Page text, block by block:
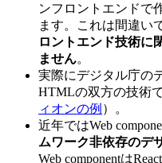
ンフロントエンドで
ます。これは間違い
ロントエンド技術に
ません。
実際にデジタル庁の
HTMLの双方の技術
ィオンの例 ）。
近年ではWeb
ムワーク非依存のデ
Web componentは